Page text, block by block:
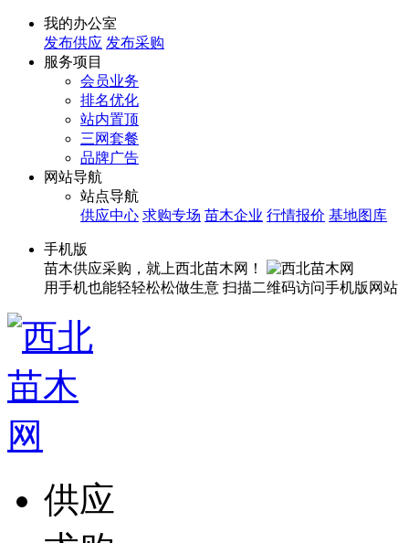
我的办公室
发布供应 发布采购
服务项目
会员业务
排名优化
站内置顶
三网套餐
品牌广告
网站导航
站点导航
供应中心 求购专场 苗木企业 行情报价 基地图库
手机版
苗木供应采购，就上西北苗木网！
用手机也能轻轻松松做生意 扫描二维码访问手机版网站
供应